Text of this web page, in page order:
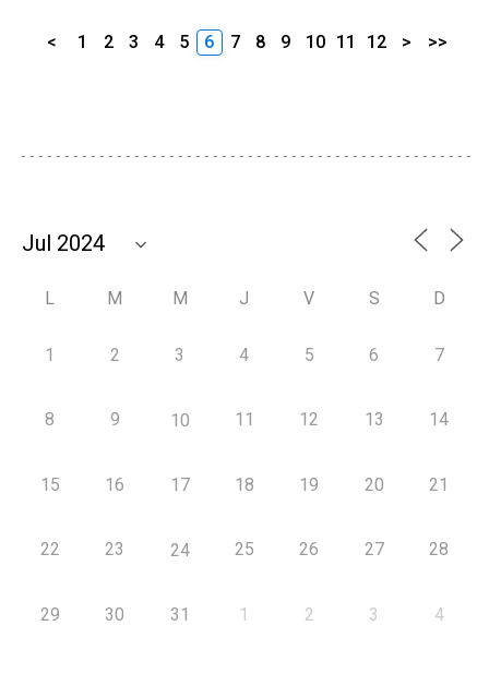
< 1 2 3 4 5 6 7 8 9 10 11 12 > >>
L M M J V S D
1 2 3 4 5 6 7
8 9 10 11 12 13 14
15 16 17 18 19 20 21
22 23 24 25 26 27 28
29 30 31 1 2 3 4